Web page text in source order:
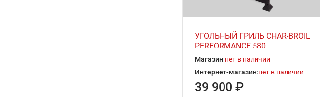
УГОЛЬНЫЙ ГРИЛЬ CHAR-BROIL
PERFORMANCE 580
Магазин:нет в наличии
Интернет-магазин:нет в наличии
39 900 ₽